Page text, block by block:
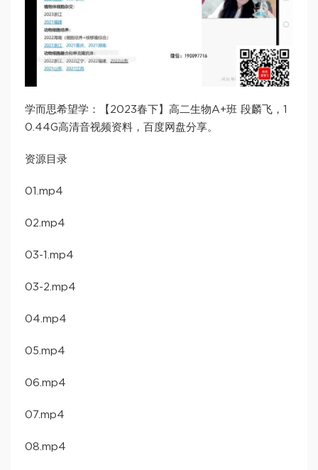
学而思希望学：【2023春下】高二生物A+班 段麟飞，1
0.44G高清音视频资料，百度网盘分享。
资源目录
01.mp4
02.mp4
03-1.mp4
03-2.mp4
04.mp4
05.mp4
06.mp4
07.mp4
08.mp4